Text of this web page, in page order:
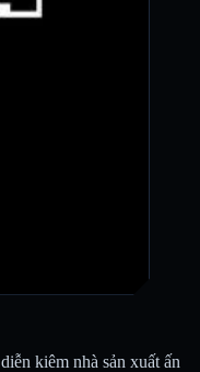
kiêm nhà sản xuất ấn